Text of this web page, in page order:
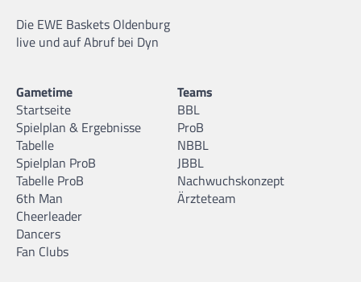
Die EWE Baskets Oldenburg
live und auf Abruf bei Dyn
Gametime
Startseite
Spielplan & Ergebnisse
Tabelle
Spielplan ProB
Tabelle ProB
6th Man
Cheerleader
Dancers
Fan Clubs
Teams
BBL
ProB
NBBL
JBBL
Nachwuchskonzept
Ärzteteam